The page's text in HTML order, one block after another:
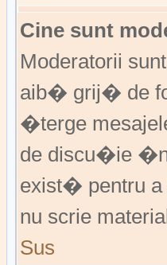
Cine sunt
Moderatorii
aib� grij� de
�terge
de discu�ie �n
exist� pentru
nu scrie
Sus